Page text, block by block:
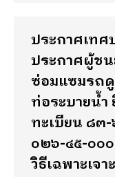
ประกาศเทศ
ประกาศผู้ชน
ซ่อมแซมรถ
ท่อระบายน้ำ
ทะเบียน ๘
๐๒๖-๔๕-๐๐
วิธีเฉพาะเจา